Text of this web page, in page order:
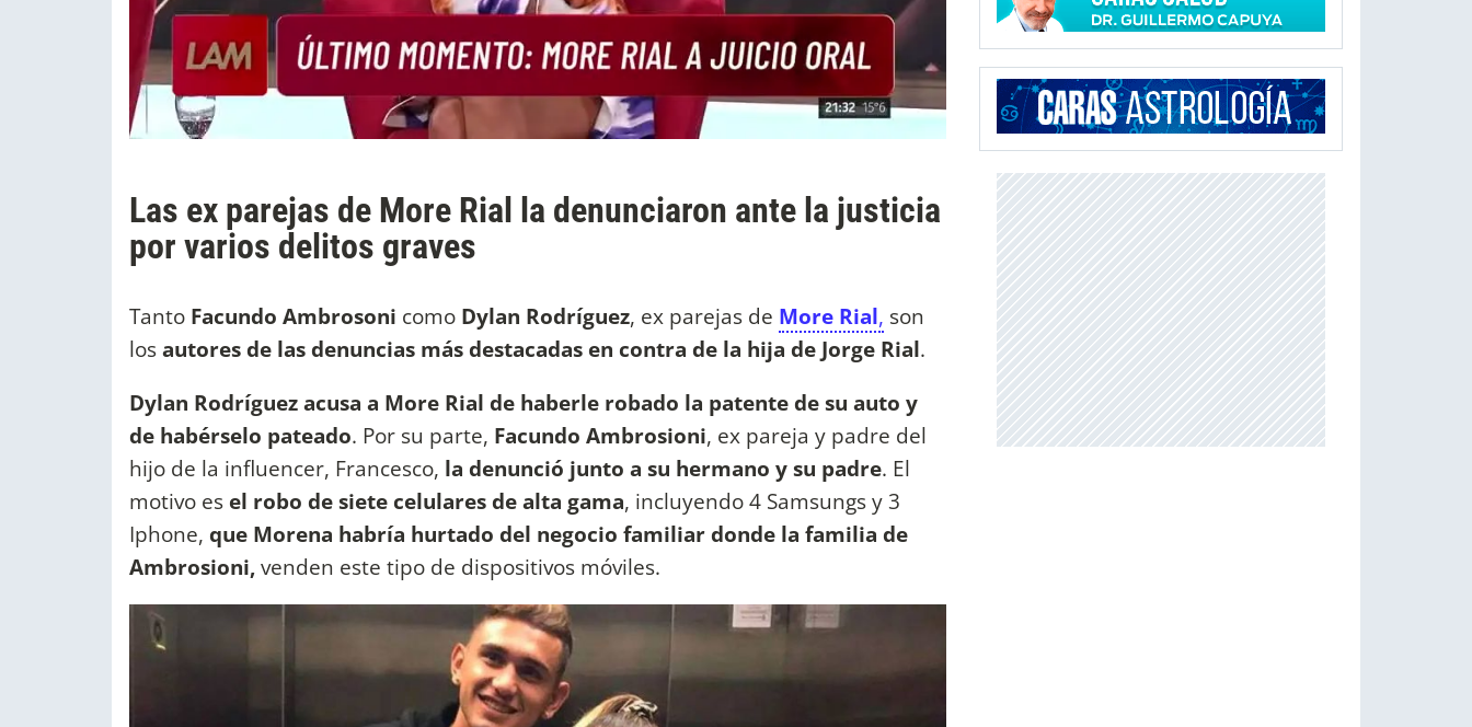
Las ex parejas de More Rial la denunciaron ante la justicia
por varios delitos graves
Tanto Facundo Ambrosoni como Dylan Rodríguez, ex parejas de More Rial, son
losautores de las denuncias más destacadas en contra de la hija de Jorge Rial.
Dylan Rodríguez acusa a More Rial de haberle robado la patente de su auto y
de habérselo pateado. Por su parte, Facundo Ambrosioni, ex pareja y padre del
hijo de la influencer, Francesco, la denunció junto a su hermano y su padre. El
motivo es el robo de siete celulares de alta gama, incluyendo 4 Samsungs y 3
Iphone, que Morena habría hurtado del negocio familiar donde la familia de
Ambrosioni,venden este tipo de dispositivos móviles.